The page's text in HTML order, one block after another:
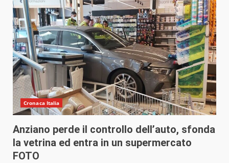
Cronaca Italia
Anziano perde il controllo dell’auto, sfonda
la vetrina ed entra in un supermercato
FOTO